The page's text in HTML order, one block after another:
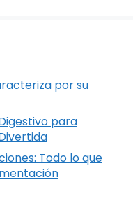
por su
para
Todo lo que